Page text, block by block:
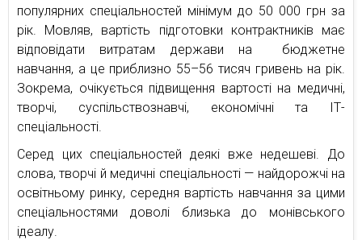
популярних спеціальностей мінімум до 50 000 грн за
рік. Мовляв, вартість підготовки контрактників має
відповідати витратам держави на бюджетне
навчання, а це приблизно 55–56 тисяч гривень на рік.
Зокрема, очікується підвищення вартості на медичні,
творчі, суспільствознавчі, економічні та ІТ-
спеціальності.
Серед цих спеціальностей деякі вже недешеві. До
слова, творчі й медичні спеціальності — найдорожчі на
освітньому ринку, середня вартість навчання за цими
спеціальностями доволі близька до монівського
ідеалу.